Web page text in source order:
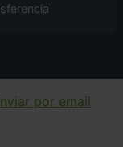
por email